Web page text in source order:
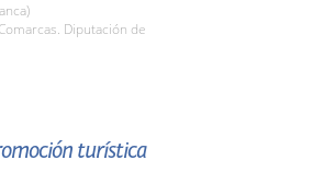
Diputación de
turística